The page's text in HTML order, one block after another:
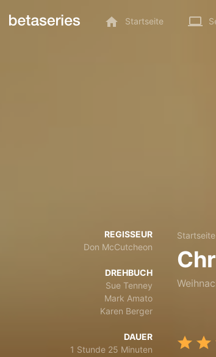
Startseite
REGISSEUR
Don McCutcheon
DREHBUCH
Sue Tenney
Mark Amato
Karen Berger
DAUER
1 Stunde 25 Minuten
Startseite